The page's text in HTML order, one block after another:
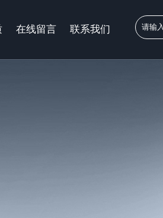
在线留言 联系我们